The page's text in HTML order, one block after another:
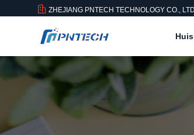
ZHEJIANG PNTECH TECHNOLOGY CO., LTD
Huis